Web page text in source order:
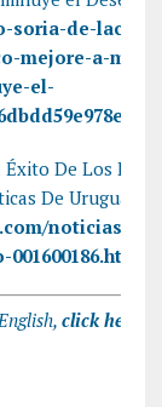
de-
mejore-a-
el-
De Los
De Uruguay:
noticias/
click here